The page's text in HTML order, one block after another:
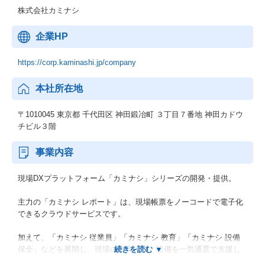
株式会社カミナシ
企業HP
https://corp.kaminashi.jp/company
本社所在地
〒1010045 東京都 千代田区 神田鍛冶町 ３丁目７番地 神田カドウ
チビル３階
事業内容
現場DXプラットフォーム「カミナシ」シリーズの開発・提供。
主力の「カミナシ レポート」は、現場帳票をノーコードで電子化
できるクラウドサービスです。
加えて、「カミナシ 従業員」「カミナシ 教育」「カミナシ 設備
保全」などを展開し、現場の作業・人・設備を一気通貫で支援し